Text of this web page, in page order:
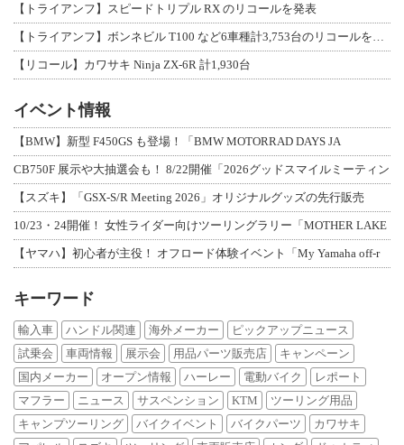
【トライアンフ】スピードトリプル RX のリコールを発表
【リコール】カワサキ Ninja ZX-6R 計1,930台
イベント情報
【BMW】新型 F450GS も登場！「BMW MOTORRAD DAYS JA
CB750F 展示や大抽選会も！ 8/22開催「2026グッドスマイルミーティン
【スズキ】「GSX-S/R Meeting 2026」オリジナルグッズの先行販売
10/23・24開催！ 女性ライダー向けツーリングラリー「MOTHER LAKE
【ヤマハ】初心者が主役！ オフロード体験イベント「My Yamaha off-r
キーワード
輸入車 ハンドル関連 海外メーカー
ピックアップニュース
試乗会
車両情報 展示会 用品パーツ販売店
キャンペーン
国内メーカー
オープン情報 ハーレー 電動バイク
レポート
マフラー
ニュース サスペンション KTM
ツーリング用品
キャンプツーリング
バイクイベント バイクパーツ
カワサキ